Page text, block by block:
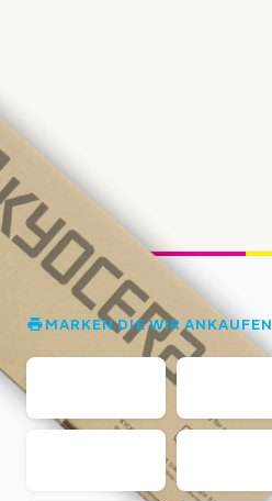
MARKEN DIE WIR ANKAUFEN